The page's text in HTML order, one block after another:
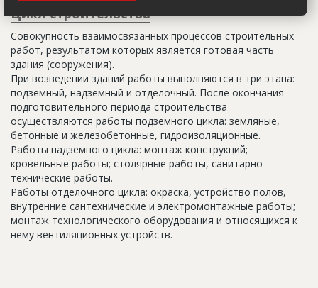
Цикл строительства
Совокупность взаимосвязанных процессов строительных
работ, результатом которых является готовая часть
здания (сооружения).
При возведении зданий работы выполняются в три этапа:
подземный, надземный и отделочный. После окончания
подготовительного периода строительства
осуществляются работы подземного цикла: земляные,
бетонные и железобетонные, гидроизоляционные.
Работы надземного цикла: монтаж конструкций;
кровельные работы; столярные работы, санитарно-
технические работы.
Работы отделочного цикла: окраска, устройство полов,
внутренние сантехнические и электромонтажные работы;
монтаж технологического оборудования и относящихся к
нему вентиляционных устройств.